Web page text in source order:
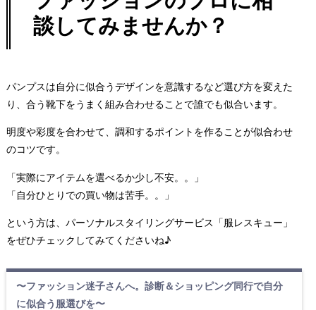
談してみませんか？
パンプスは自分に似合うデザインを意識するなど選び方を変えた
り、合う靴下をうまく組み合わせることで誰でも似合います。
明度や彩度を合わせて、調和するポイントを作ることが似合わせ
のコツです。
「実際にアイテムを選べるか少し不安。。」
「自分ひとりでの買い物は苦手。。」
という方は、パーソナルスタイリングサービス「服レスキュー」
をぜひチェックしてみてくださいね♪
〜ファッション迷子さんへ。診断＆ショッピング同行で自分
に似合う服選びを〜